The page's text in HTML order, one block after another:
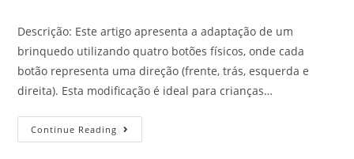
Descrição: Este artigo apresenta a adaptação de um
brinquedo utilizando quatro botões físicos, onde cada
botão representa uma direção (frente, trás, esquerda e
direita). Esta modificação é ideal para crianças…
Continue Reading Carro
“Off